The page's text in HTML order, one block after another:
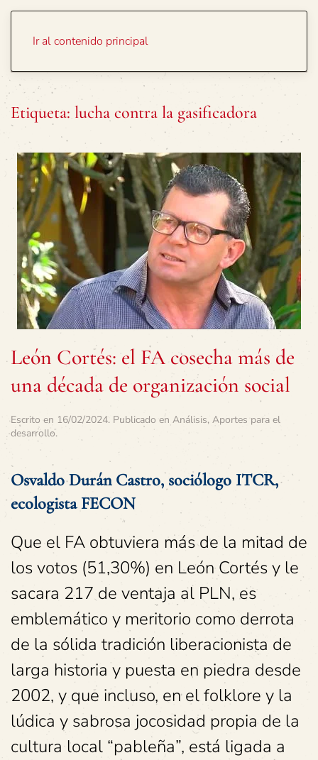
Ir al contenido principal
Etiqueta: lucha contra la gasificadora
León Cortés: el FA cosecha más de
una década de organización social
Escrito en 16/02/2024. Publicado en Análisis, Aportes para el
desarrollo.
Osvaldo Durán Castro, sociólogo ITCR,
ecologista FECON
Que el FA obtuviera más de la mitad de
los votos (51,30%) en León Cortés y le
sacara 217 de ventaja al PLN, es
emblemático y meritorio como derrota
de la sólida tradición liberacionista de
larga historia y puesta en piedra desde
2002, y que incluso, en el folklore y la
lúdica y sabrosa jocosidad propia de la
cultura local “pableña”, está ligada a